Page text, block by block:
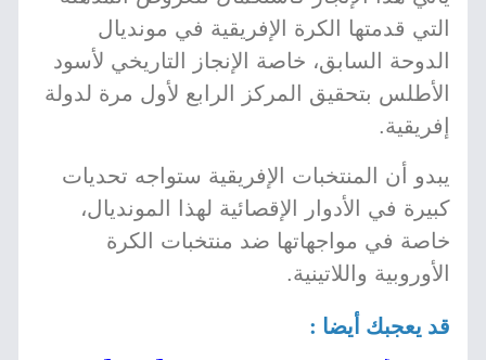
التي قدمتها الكرة الإفريقية في مونديال
الدوحة السابق، خاصة الإنجاز التاريخي لأسود
الأطلس بتحقيق المركز الرابع لأول مرة لدولة
إفريقية.
يبدو أن المنتخبات الإفريقية ستواجه تحديات
كبيرة في الأدوار الإقصائية لهذا المونديال،
خاصة في مواجهاتها ضد منتخبات الكرة
الأوروبية واللاتينية.
قد يعجبك أيضا :